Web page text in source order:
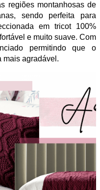
regiões montanhosas de
sendo perfeita para
em tricot 100%
e muito suave. Com
permitindo que o
mais agradável.